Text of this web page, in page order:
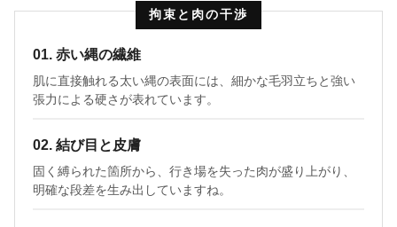
拘束と肉の干渉
01. 赤い縄の繊維
肌に直接触れる太い縄の表面には、細かな毛羽立ちと強い
張力による硬さが表れています。
02. 結び目と皮膚
固く縛られた箇所から、行き場を失った肉が盛り上がり、
明確な段差を生み出していますね。